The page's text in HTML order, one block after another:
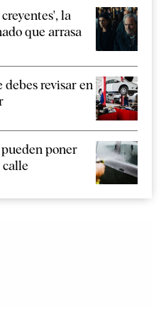
la
que arrasa
debes revisar en
poner
calle